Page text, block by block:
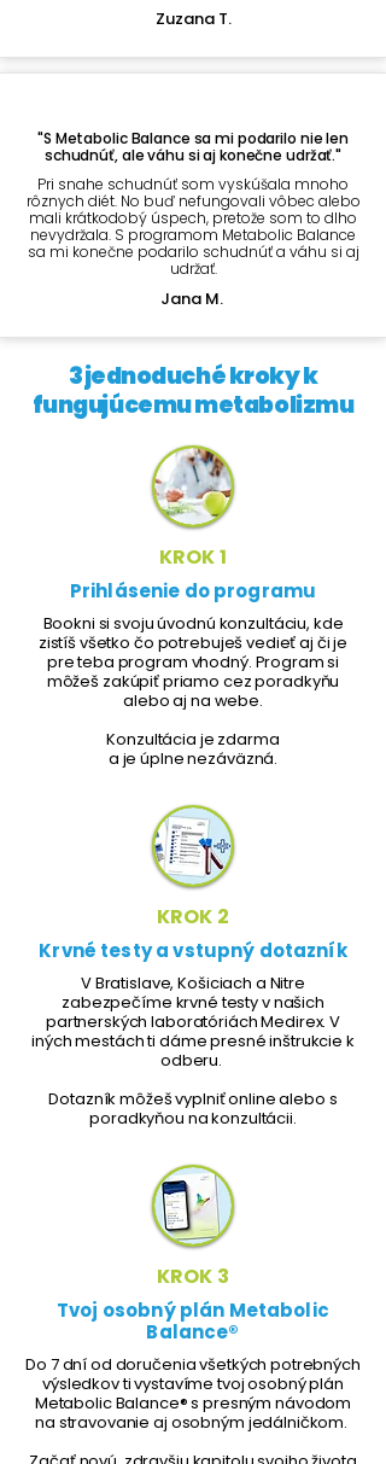
Zuzana T.
"S Metabolic Balance sa mi podarilo nie len
schudnúť, ale váhu si aj konečne udržať."
Pri snahe schudnúť som vyskúšala mnoho
rôznych diét. No buď nefungovali vôbec alebo
mali krátkodobý úspech, pretože som to dlho
nevydržala. S programom Metabolic Balance
sa mi konečne podarilo schudnúť a váhu si aj
udržať.​​
Jana M.
3 jednoduché kroky k
fungujúcemu metabolizmu
KROK 1
Prihlásenie do programu
Bookni si svoju úvodnú konzultáciu, kde
zistíš všetko čo potrebuješ vedieť aj či je
pre teba program vhodný. Program si
môžeš zakúpiť priamo cez poradkyňu
alebo aj na webe.
Konzultácia je zdarma
a je úplne nezáväzná.
KROK 2
Krvné testy a vstupný dotazník
V Bratislave, Košiciach a Nitre
zabezpečíme krvné testy v našich
partnerských laboratóriách Medirex. V
iných mestách ti dáme presné inštrukcie k
odberu.
Dotazník môžeš vyplniť online alebo s
poradkyňou na konzultácii.
KROK 3
Tvoj osobný plán Metabolic
Balance®
Do 7 dní od doručenia všetkých potrebných
výsledkov ti vystavíme tvoj osobný plán
Metabolic Balance® s presným návodom
na stravovanie aj osobným jedálničkom.